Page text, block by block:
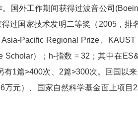
国外工作期间获得过波音公司
过国家技术发明二等奖（2005，排
Pacific Regional Prize、KAUST
）；h-指数 = 32；其中在
1篇>400次、2篇>300次。回国以
元）、国家自然科学基金面上项目